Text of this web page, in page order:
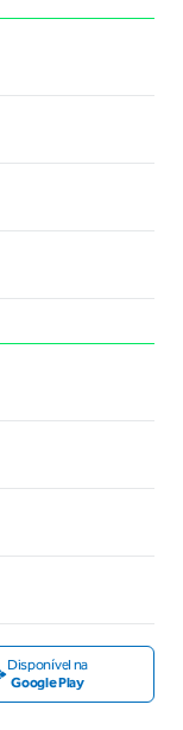
Disponível na
Google Play